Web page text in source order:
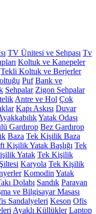
TV Ünitesi ve Sehpası Tv
Koltuk ve Kanepeler
Tekli Koltuk ve Berjerler
Puf Bank ve
Sehpalar Zigon Sehpalar
Antre ve Hol Çok
Kapı Askısı Duvar
Yatak Odası
Gardırop Bez Gardırop
Baza Tek Kişilik Baza
Kişilik Yatak Başlığı Tek
Yatak Tek Kişilik
Karyola Tek Kişilik
Komodin Yatak
Dolabı Sandık Paravan
ve Bilgisayar Masası
Sandalyeleri Keson Ofis
Ayaklı Küllükler Laptop